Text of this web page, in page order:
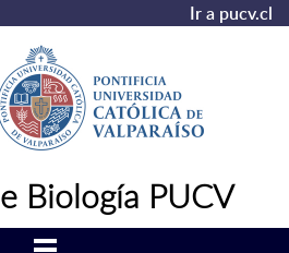
Ir a pucv.cl
Biología PUCV